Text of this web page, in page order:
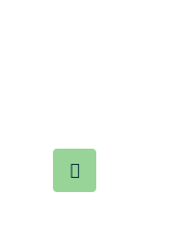
Ďalší